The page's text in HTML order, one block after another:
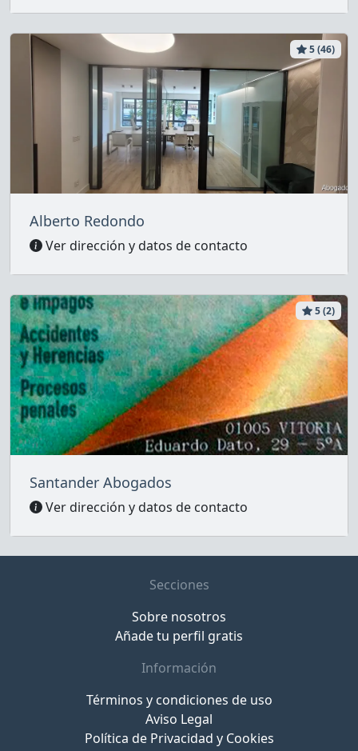
5 (46)
Alberto Redondo
Ver dirección y datos de contacto
5 (2)
Santander Abogados
Ver dirección y datos de contacto
Secciones
Sobre nosotros
Añade tu perfil gratis
Información
Términos y condiciones de uso
Aviso Legal
Política de Privacidad y Cookies